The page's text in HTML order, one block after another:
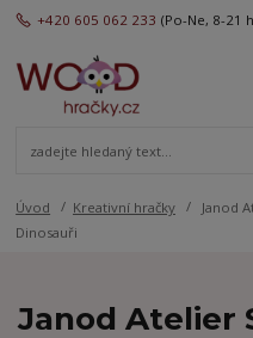
+420 605 062 233 (Po-Ne, 8-21
Úvod Kreativní hračky
Janod
Dinosauři
Janod Atelier